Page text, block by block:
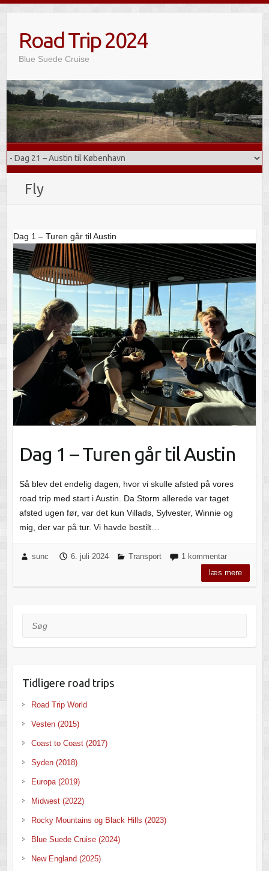
contentRoad Trip 2024
Blue Suede Cruise
Fly
Dag 1 – Turen går til Austin
Dag 1 – Turen går til Austin
Så blev det endelig dagen, hvor vi skulle afsted på vores
road trip med start i Austin. Da Storm allerede var taget
afsted ugen før, var det kun Villads, Sylvester, Winnie og
mig, der var på tur. Vi havde bestilt…
sunc 6. juli 2024 Transport
1 kommentar
læs mere
Søg
Tidligere road trips
Road Trip World
Vesten (2015)
Coast to Coast (2017)
Syden (2018)
Europa (2019)
Midwest (2022)
Rocky Mountains og Black Hills (2023)
Blue Suede Cruise (2024)
New England (2025)